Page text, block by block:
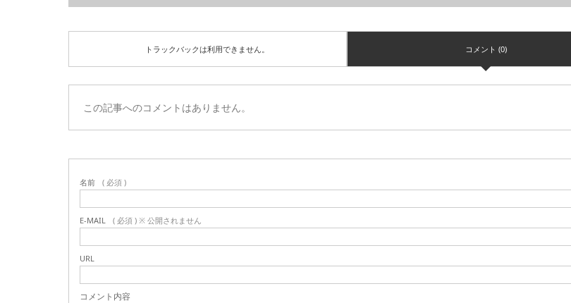
トラックバックは利用できません。 コメント (0)
この記事へのコメントはありません。
名前 ( 必須 )
E-MAIL ( 必須 ) ※ 公開されません
URL
コメント内容